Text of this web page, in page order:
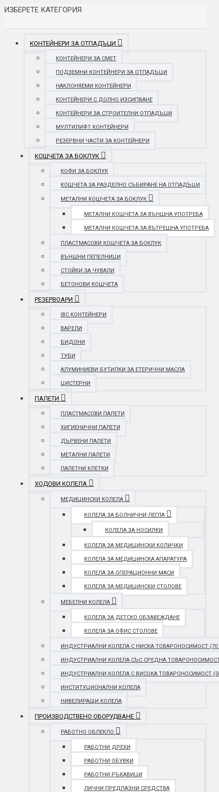
ИЗБЕРЕТЕ КАТЕГОРИЯ
КОНТЕЙНЕРИ ЗА ОТПАДЪЦИ
КОНТЕЙНЕРИ ЗА СМЕТ
ПОДЗЕМНИ КОНТЕЙНЕРИ ЗА ОТПАДЪЦИ
НАКЛОНЯЕМИ КОНТЕЙНЕРИ
КОНТЕЙНЕРИ С ДОЛНО ИЗСИПВАНЕ
КОНТЕЙНЕРИ ЗА СТРОИТЕЛНИ ОТПАДЪЦИ
МУЛТИЛИФТ КОНТЕЙНЕРИ
РЕЗЕРВНИ ЧАСТИ ЗА КОНТЕЙНЕРИ
КОШЧЕТА ЗА БОКЛУК
КОФИ ЗА БОКЛУК
КОШЧЕТА ЗА РАЗДЕЛНО СЪБИРАНЕ НА ОТПАДЪЦИ
МЕТАЛНИ КОШЧЕТА ЗА БОКЛУК
МЕТАЛНИ КОШЧЕТА ЗА ВЪНШНА УПОТРЕБА
МЕТАЛНИ КОШЧЕТА ЗА ВЪТРЕШНА УПОТРЕБА
ПЛАСТМАСОВИ КОШЧЕТА ЗА БОКЛУК
ВЪНШНИ ПЕПЕЛНИЦИ
СТОЙКИ ЗА ЧУВАЛИ
БЕТОНОВИ КОШЧЕТА
РЕЗЕРВОАРИ
IBC КОНТЕЙНЕРИ
ВАРЕЛИ
БИДОНИ
ТУБИ
АЛУМИНИЕВИ БУТИЛКИ ЗА ЕТЕРИЧНИ МАСЛА
ЦИСТЕРНИ
ПАЛЕТИ
ПЛАСТМАСОВИ ПАЛЕТИ
ХИГИЕНИЧНИ ПАЛЕТИ
ДЪРВЕНИ ПАЛЕТИ
МЕТАЛНИ ПАЛЕТИ
ПАЛЕТНИ КЛЕТКИ
ХОДОВИ КОЛЕЛА
МЕДИЦИНСКИ КОЛЕЛА
КОЛЕЛА ЗА БОЛНИЧНИ ЛЕГЛА
КОЛЕЛА ЗА НОСИЛКИ
КОЛЕЛА ЗА МЕДИЦИНСКИ КОЛИЧКИ
КОЛЕЛА ЗА МЕДИЦИНСКА АПАРАТУРА
КОЛЕЛА ЗА ОПЕРАЦИОННИ МАСИ
КОЛЕЛА ЗА МЕДИЦИНСКИ СТОЛОВЕ
МЕБЕЛНИ КОЛЕЛА
КОЛЕЛА ЗА ДЕТСКО ОБЗАВЕЖДАНЕ
КОЛЕЛА ЗА ОФИС СТОЛОВЕ
ИНДУСТРИАЛНИ КОЛЕЛА С НИСКА ТОВАРОНОСИМОСТ (70 -
ИНДУСТРИАЛНИ КОЛЕЛА СЪС СРЕДНА ТОВАРОНОСИМОСТ
ИНДУСТРИАЛНИ КОЛЕЛА С ВИСОКА ТОВАРОНОСИМОСТ
ИНСТИТУЦИОНАЛНИ КОЛЕЛА
НИВЕЛИРАЩИ КОЛЕЛА
ПРОИЗВОДСТВЕНО ОБОРУДВАНЕ
РАБОТНО ОБЛЕКЛО
РАБОТНИ ДРЕХИ
РАБОТНИ ОБУВКИ
РАБОТНИ РЪКАВИЦИ
ЛИЧНИ ПРЕДПАЗНИ СРЕДСТВА